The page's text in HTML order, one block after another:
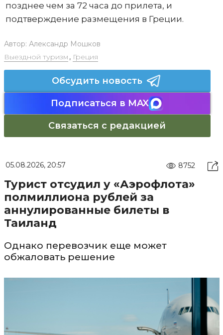
позднее чем за 72 часа до прилета, и
подтверждение размещения в Греции.
Автор: Александр Мошков
Выездной туризм , Греция
Обсудить новость
Подписаться в MAX
Связаться с редакцией
05.08.2026, 20:57 8752
Турист отсудил у «Аэрофлота»
полмиллиона рублей за
аннулированные билеты в
Таиланд
Однако перевозчик еще может
обжаловать решение